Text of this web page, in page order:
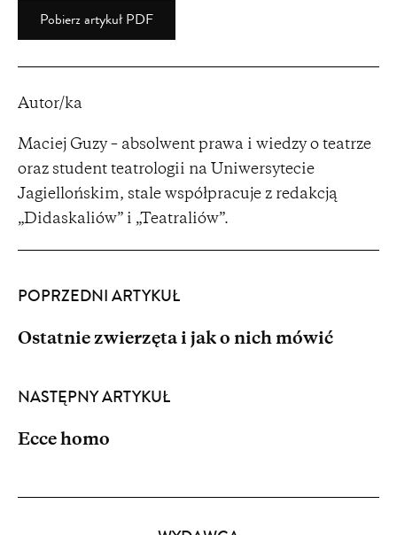
Pobierz artykuł PDF
Autor/ka
Maciej Guzy – absolwent prawa i wiedzy o teatrze
oraz student teatrologii na Uniwersytecie
Jagiellońskim, stale współpracuje z redakcją
„Didaskaliów” i „Teatraliów”.
POPRZEDNI ARTYKUŁ
Ostatnie zwierzęta i jak o nich mówić
NASTĘPNY ARTYKUŁ
Ecce homo